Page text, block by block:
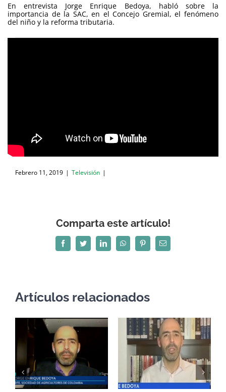
En entrevista Jorge Enrique Bedoya, habló sobre la
importancia de la SAC, en el Concejo Gremial, el fenómeno
del niño y la reforma tributaria.
Febrero 11, 2019 | Televisión |
Comparta este artículo!
FacebookTwitterLinkedInWhatsAppPinterestCorreo
Artículos relacionados